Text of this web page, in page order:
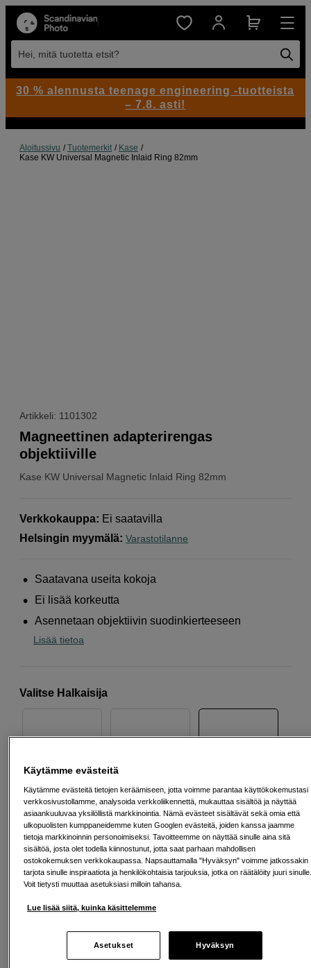
Hei, mitä tuotetta etsit?
Aloitussivu Tuotemerkit
Kase
Kase KW Universal Magnetic Inlaid Ring 82mm
Artikkeli: 1101302
Kase KW Universal Magnetic Inlaid Ring 82mm
Magneettinen adapterirengas
objektiiville
Verkkokauppa: Ei saatavilla
Helsingin myymälä: Varastotilanne
Saatavana useita kokoja
Ei lisää korkeutta
Asennetaan objektiivin suodinkierteeseen
Lisää tietoa
Valitse Halkaisija
72 mm
62 mm 86 mm 112 mm
30 % alennusta teenage engineering -tuotteista
– 7.8. asti!
Käytämme evästeitä
Käytämme evästeitä tietojen keräämiseen, jotta voimme parantaa käyttökokemustasi
verkkosivustollamme, analysoida verkkoliikennettä, mukauttaa sisältöä ja näyttää
asiaankuuluvaa yksilöllistä markkinointia. Nämä evästeet sisältävät sekä omia että
ulkopuolisten kumppaneidemme kuten Googlen evästeitä, joiden kanssa jaamme
tietoja markkinoinnin personoimiseksi. Tavoitteemme on näyttää sinulle aina sitä
sisältöä, josta olet todella kiinnostunut, jotta saat parhaan mahdollisen
ostokokemuksen verkkokaupassa. Napsauttamalla "Hyväksyn" voimme jatkossakin
tarjota sinulle inspiraatiota ja henkilökohtaisia tarjouksia, jotka on räätälöity juuri
Voit tietysti muuttaa asetuksiasi milloin tahansa.
Lue lisää siitä, kuinka käsittelemme
Asetukset Hyväksyn